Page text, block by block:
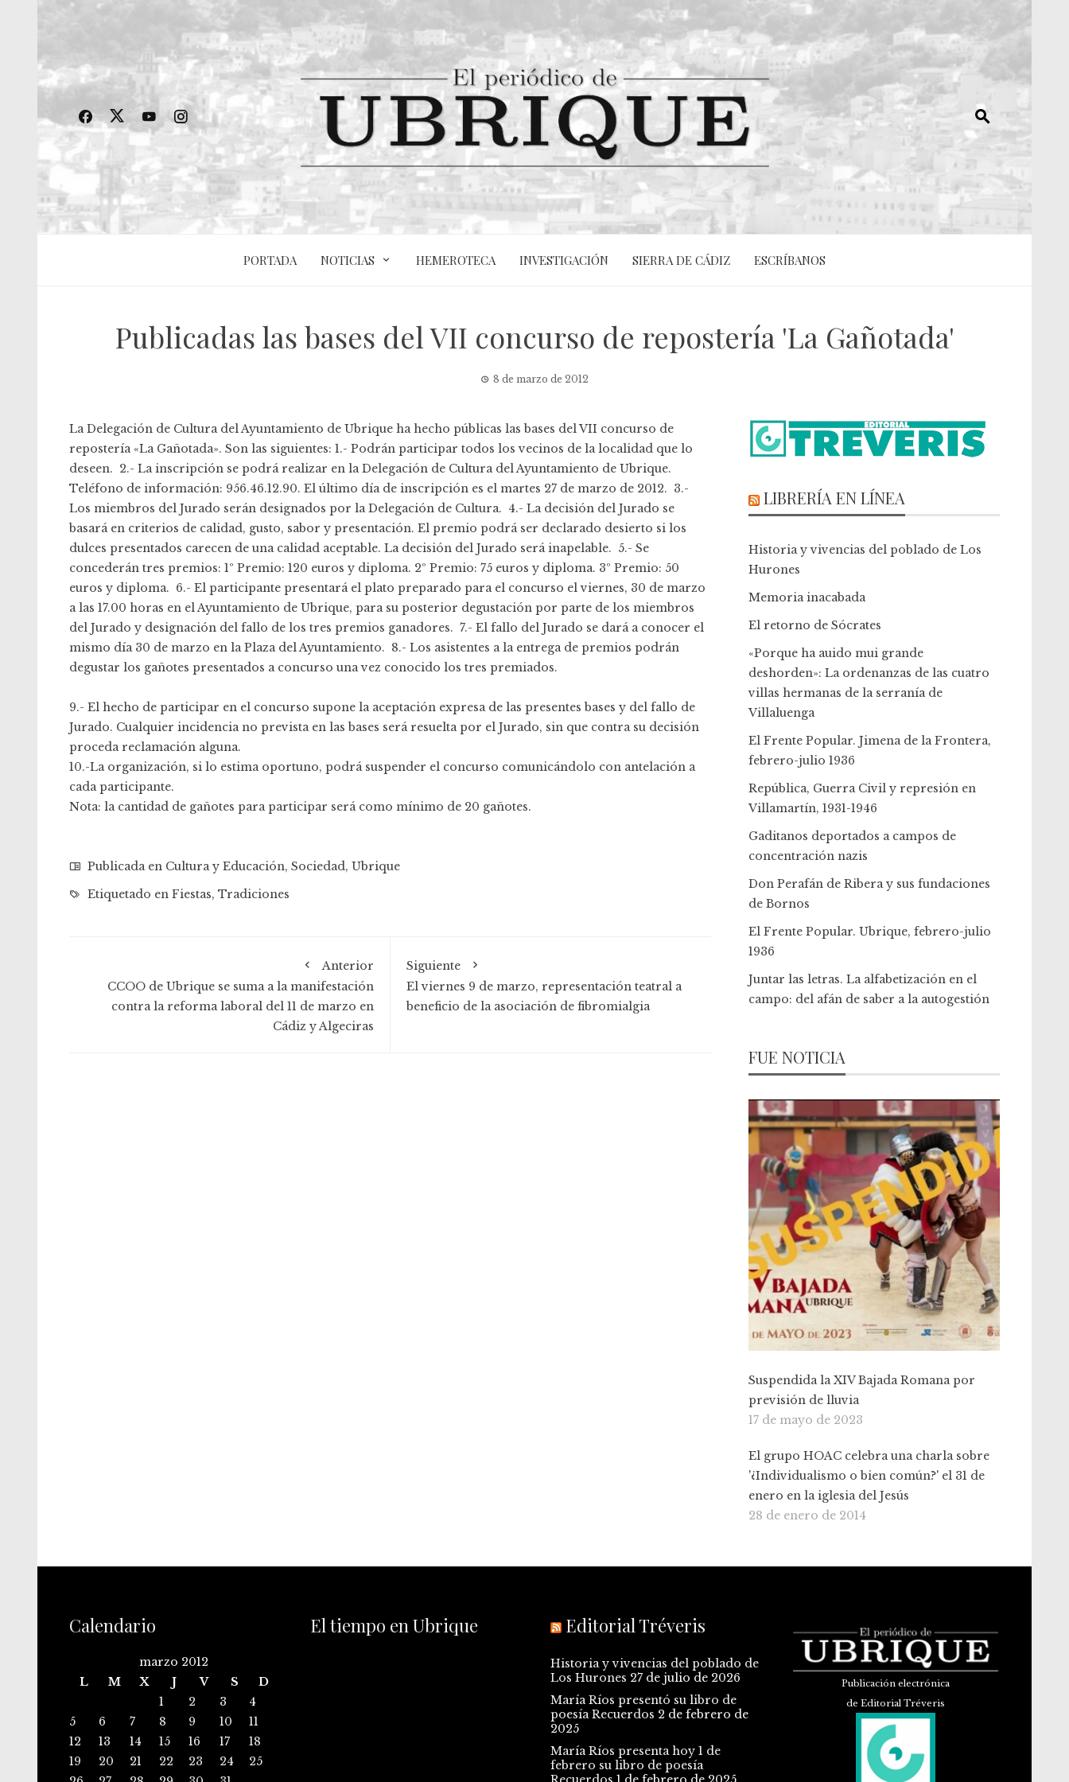
PORTADA NOTICIAS HEMEROTECA INVESTIGACIÓN SIERRA DE CÁDIZ ESCRÍBANOS
Publicadas las bases del VII concurso de repostería 'La Gañotada'
8 de marzo de 2012
La Delegación de Cultura del Ayuntamiento de Ubrique ha hecho públicas las bases del VII concurso de
repostería «La Gañotada». Son las siguientes: 1.- Podrán participar todos los vecinos de la localidad que lo
deseen. 2.- La inscripción se podrá realizar en la Delegación de Cultura del Ayuntamiento de Ubrique.
Teléfono de información: 956.46.12.90. El último día de inscripción es el martes 27 de marzo de 2012. 3.-
Los miembros del Jurado serán designados por la Delegación de Cultura. 4.- La decisión del Jurado se
basará en criterios de calidad, gusto, sabor y presentación. El premio podrá ser declarado desierto si los
dulces presentados carecen de una calidad aceptable. La decisión del Jurado será inapelable. 5.- Se
concederán tres premios: 1º Premio: 120 euros y diploma. 2º Premio: 75 euros y diploma. 3º Premio: 50
euros y diploma. 6.- El participante presentará el plato preparado para el concurso el viernes, 30 de marzo
a las 17.00 horas en el Ayuntamiento de Ubrique, para su posterior degustación por parte de los miembros
del Jurado y designación del fallo de los tres premios ganadores. 7.- El fallo del Jurado se dará a conocer el
mismo día 30 de marzo en la Plaza del Ayuntamiento. 8.- Los asistentes a la entrega de premios podrán
degustar los gañotes presentados a concurso una vez conocido los tres premiados.
9.- El hecho de participar en el concurso supone la aceptación expresa de las presentes bases y del fallo de
Jurado. Cualquier incidencia no prevista en las bases será resuelta por el Jurado, sin que contra su decisión
proceda reclamación alguna.
10.-La organización, si lo estima oportuno, podrá suspender el concurso comunicándolo con antelación a
cada participante.
Nota: la cantidad de gañotes para participar será como mínimo de 20 gañotes.
Publicada en Cultura y Educación, Sociedad, Ubrique
Etiquetado en Fiestas, Tradiciones
Anterior
CCOO de Ubrique se suma a la manifestación
contra la reforma laboral del 11 de marzo en
Cádiz y Algeciras
Siguiente
El viernes 9 de marzo, representación teatral a
beneficio de la asociación de fibromialgia
LIBRERÍA EN LÍNEA
Historia y vivencias del poblado de Los
Hurones
Memoria inacabada
El retorno de Sócrates
«Porque ha auido mui grande
deshorden»: La ordenanzas de las cuatro
villas hermanas de la serranía de
Villaluenga
El Frente Popular. Jimena de la Frontera,
febrero-julio 1936
República, Guerra Civil y represión en
Villamartín, 1931-1946
Gaditanos deportados a campos de
concentración nazis
Don Perafán de Ribera y sus fundaciones
de Bornos
El Frente Popular. Ubrique, febrero-julio
1936
Juntar las letras. La alfabetización en el
campo: del afán de saber a la autogestión
FUE NOTICIA
Suspendida la XIV Bajada Romana por
previsión de lluvia
17 de mayo de 2023
El grupo HOAC celebra una charla sobre
'¿Individualismo o bien común?' el 31 de
enero en la iglesia del Jesús
28 de enero de 2014
Calendario
marzo 2012
L
M X J V S
D
1
2 3
4
5
6 7 8 9 10
11
12
13 14 15 16 17
18
19
20 21 22 23 24
25
El tiempo en Ubrique Editorial Tréveris
Historia y vivencias del poblado de
Los Hurones 27 de julio de 2026
María Ríos presentó su libro de
poesía Recuerdos 2 de febrero de
2025
María Ríos presenta hoy 1 de
febrero su libro de poesía
Publicación electrónica
de Editorial Tréveris